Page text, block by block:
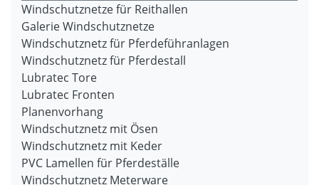
Windschutznetze für Reithallen
Galerie Windschutznetze
Windschutznetz für Pferdeführanlagen
Windschutznetz für Pferdestall
Lubratec Tore
Lubratec Fronten
Planenvorhang
Windschutznetz mit Ösen
Windschutznetz mit Keder
PVC Lamellen für Pferdeställe
Windschutznetz Meterware